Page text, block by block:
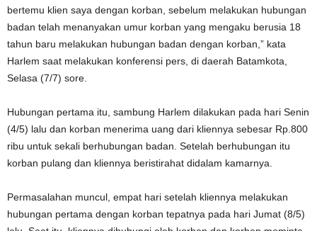
bertemu klien saya dengan korban, sebelum melakukan hubungan
badan telah menanyakan umur korban yang mengaku berusia 18
tahun baru melakukan hubungan badan dengan korban,” kata
Harlem saat melakukan konferensi pers, di daerah Batamkota,
Selasa (7/7) sore.
Hubungan pertama itu, sambung Harlem dilakukan pada hari Senin
(4/5) lalu dan korban menerima uang dari kliennya sebesar Rp.800
ribu untuk sekali berhubungan badan. Setelah berhubungan itu
korban pulang dan kliennya beristirahat didalam kamarnya.
Permasalahan muncul, empat hari setelah kliennya melakukan
hubungan pertama dengan korban tepatnya pada hari Jumat (8/5)